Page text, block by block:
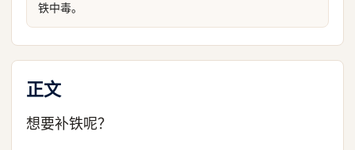
铁中毒。
正文
想要补铁呢？